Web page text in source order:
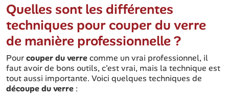
Quelles sont les différentes
techniques pour couper du verre
de manière professionnelle ?
Pourcouper du verrecomme un vrai professionnel, il
faut avoir de bons outils, c'est vrai, mais la technique est
tout aussi importante. Voici quelques techniques de
découpe du verre :